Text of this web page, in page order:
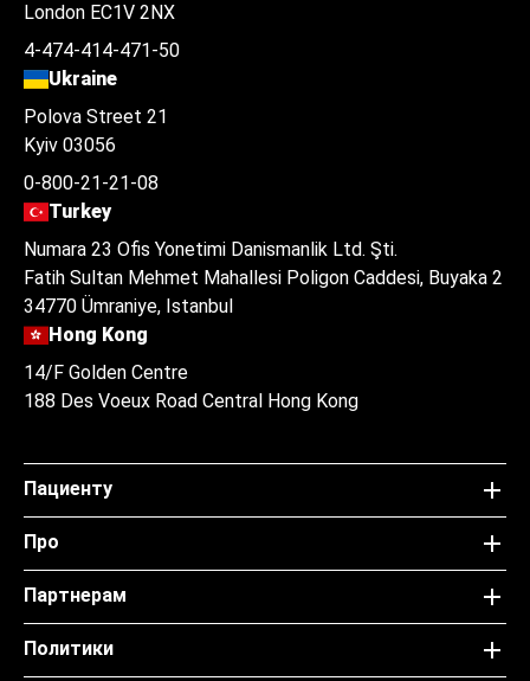
London EC1V 2NX
4-474-414-471-50
Ukraine
Polova Street 21
Kyiv 03056
0-800-21-21-08
Turkey
Numara 23 Ofis Yonetimi Danismanlik Ltd. Şti.
Fatih Sultan Mehmet Mahallesi Poligon Caddesi, Buyaka 2
34770 Ümraniye, Istanbul
Hong Kong
14/F Golden Centre
188 Des Voeux Road Central Hong Kong
Пациенту
Про
Партнерам
Политики